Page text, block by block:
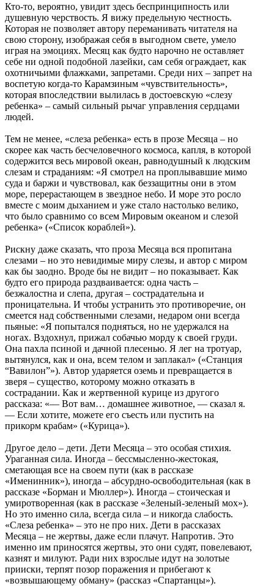
Кто-то, вероятно, увидит здесь беспринципность или
душевную черствость. Я вижу предельную честность.
Которая не позволяет автору переманивать читателя на
свою сторону, изображая себя в выгодном свете, умело
играя на эмоциях. Месяц как будто нарочно не оставляет
себе ни одной подобной лазейки, сам себя ограждает, как
охотничьими флажками, запретами. Среди них – запрет на
воспетую когда-то Карамзиным «чувствительность»,
которая впоследствии вылилась в достоевскую «слезу
ребенка» – самый сильный рычаг управления сердцами
людей.
Тем не менее, «слеза ребенка» есть в прозе Месяца – но
скорее как часть бесчеловечного космоса, капля, в которой
содержится весь мировой океан, равнодушный к людским
слезам и страданиям: «Я смотрел на проплывавшие мимо
суда и баржи и чувствовал, как беззащитны они в этом
море, перерастающем в звездное небо. И море это росло
вместе с моим дыханием и уже стало настолько велико,
что было сравнимо со всем Мировым океаном и слезой
ребенка» («Список кораблей»).
Рискну даже сказать, что проза Месяца вся пропитана
слезами – но это невидимые миру слезы, и автор с миром
как бы заодно. Вроде бы не видит – но показывает. Как
будто его природа раздваивается: одна часть –
безжалостна и слепа, другая – сострадательна и
проницательна. И чтобы устранить это противоречие, он
смеется над собственными слезами, недаром они всегда
пьяные: «Я попытался подняться, но не удержался на
ногах. Вздохнул, прижал собачью морду к своей груди.
Она пахла псиной и дачной плесенью. Я лег на тротуар,
вытянулся, как и она, всем телом и заплакал» («Станция
“Вавилон”»). Автор ударяется оземь и превращается в
зверя – существо, которому можно отказать в
сострадании. Как и жертвенной курице из другого
рассказа: «— Вот вам… домашнее животное, — сказал я.
— Если хотите, можете его съесть или пустить на
прикорм крабам» («Курица»).
Другое дело – дети. Дети Месяца – это особая стихия.
Ураганная сила. Иногда – бессмысленно-жестокая,
сметающая все на своем пути (как в рассказе
«Именинник»), иногда – абсурдно-освободительная (как в
рассказе «Борман и Мюллер»). Иногда – стоическая и
умиротворенная (как в рассказе «Зеленый-зеленый мох»).
Но это именно сила, всегда сила – и никогда слабость.
«Слеза ребенка» – это не про них. Дети в рассказах
Месяца – не жертвы, даже если плачут. Напротив. Это
именно им приносятся жертвы, это они судят, повелевают,
казнят и милуют. Ради них взрослые идут на золотые
прииски, терпят позор поражения и прибегают к
«возвышающему обману» (рассказ «Спартанцы»).